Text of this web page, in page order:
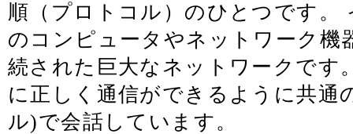
順（プロトコル）のひとつです。
のコンピュータやネットワーク機
続された巨大なネットワークです
に正しく通信ができるように共通
ル)で会話しています。